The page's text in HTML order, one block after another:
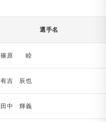
選手名
篠原 睦
有吉 辰也
田中 輝義